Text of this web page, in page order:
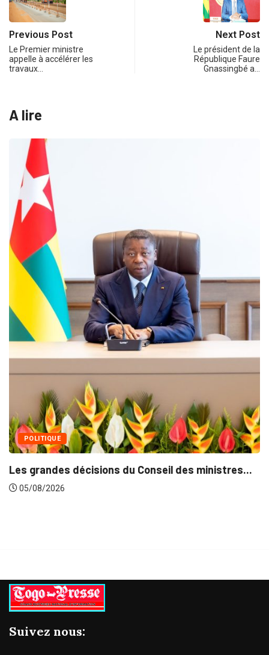
Previous Post
Le Premier ministre
appelle à accélérer les
travaux…
Next Post
Le président de la
République Faure
Gnassingbé a…
A lire
des ministres...
MÉDIAS
Fin du programme CIPCC
Suivez nous: